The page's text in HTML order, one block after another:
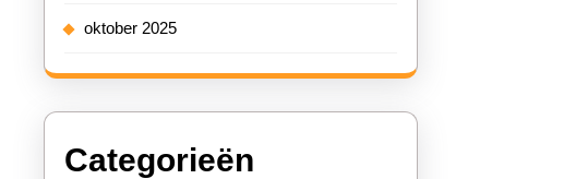
oktober 2025
Categorieën